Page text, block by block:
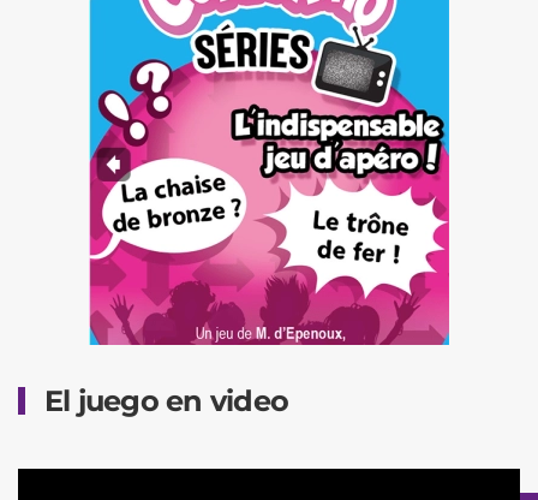
El juego en video